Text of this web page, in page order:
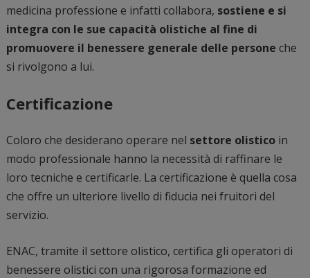
medicina professione e infatti collabora, sostiene e si
integra con le sue capacità olistiche al fine di
promuovere il benessere generale delle persone che
si rivolgono a lui.
Certificazione
Coloro che desiderano operare nel settore olisticoin
modo professionale hanno la necessità di raffinare le
loro tecniche e certificarle. La certificazione è quella cosa
che offre un ulteriore livello di fiducia nei fruitori del
servizio.
ENAC, tramite il settore olistico, certifica gli operatori di
benessere olistici con una rigorosa formazione ed